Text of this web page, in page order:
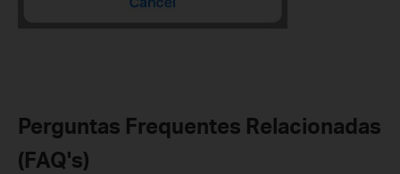
Perguntas Frequentes Relacionadas
(FAQ's)